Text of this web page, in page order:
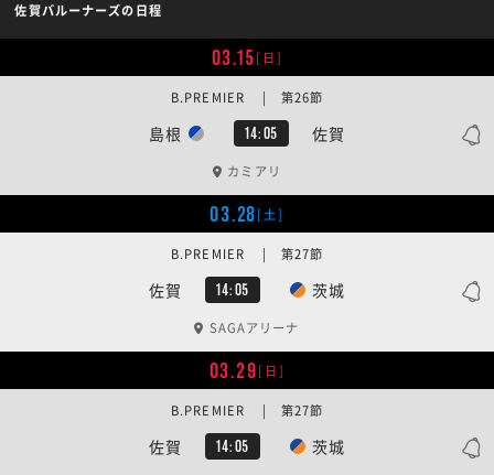
佐賀バルーナーズの日程
03.15[日]
島根 14:05 佐賀
B.PREMIER | 第26節
カミアリ
03.28[土]
佐賀 14:05 茨城
B.PREMIER | 第27節
SAGAアリーナ
03.29[日]
佐賀 14:05 茨城
B.PREMIER | 第27節